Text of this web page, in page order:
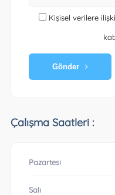
Kişisel verilere
Gönder
Çalışma Saatleri :
Pazartesi
Salı